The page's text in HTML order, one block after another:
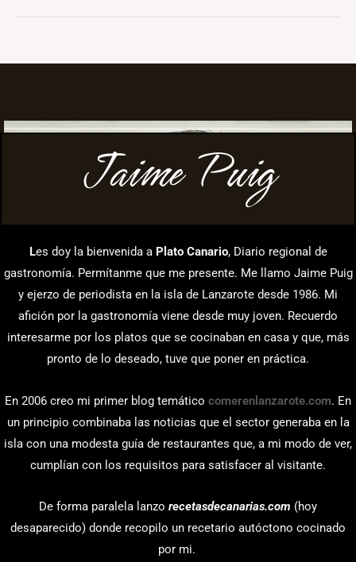
Jaime Puig
Les doy la bienvenida a Plato Canario, Diario regional de
gastronomía. Permítanme que me presente. Me llamo Jaime Puig
y ejerzo de periodista en la isla de Lanzarote desde 1986. Mi
afición por la gastronomía viene desde muy joven. Recuerdo
interesarme por los platos que se cocinaban en casa y que, más
pronto de lo deseado, tuve que poner en práctica.
En 2006 creo mi primer blog temático comerenlanzarote.com. En
un principio combinaba las noticias que el sector generaba en la
isla con una modesta guía de restaurantes que, a mi modo de ver,
cumplían con los requisitos para satisfacer al visitante.
De forma paralela lanzo recetasdecanarias.com (hoy
desaparecido) donde recopilo un recetario autóctono cocinado
por mi.